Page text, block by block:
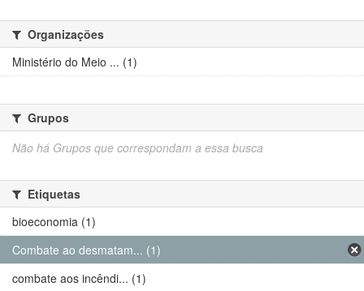
Organizações
Ministério do Meio ... (1)
Grupos
Não há Grupos que correspondam a essa busca
Etiquetas
bioeconomia (1)
Combate ao desmatam... (1)
combate aos incêndi... (1)